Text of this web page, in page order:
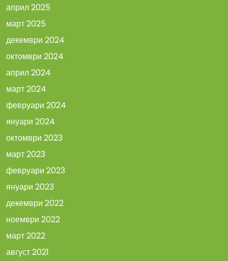
април 2025
март 2025
декември 2024
октомври 2024
април 2024
март 2024
февруари 2024
януари 2024
октомври 2023
март 2023
февруари 2023
януари 2023
декември 2022
ноември 2022
март 2022
август 2021